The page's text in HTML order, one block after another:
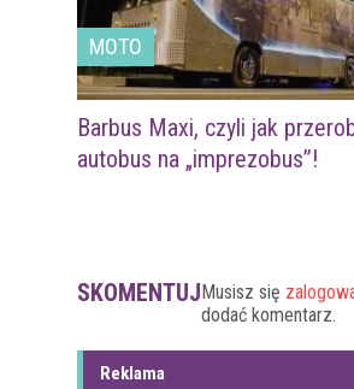
MOTO
Barbus Maxi, czyli jak
autobus na „imprezobus”!
SKOMENTUJ Musisz się
dodać komentarz.
Reklama